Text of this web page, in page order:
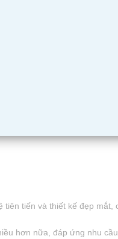
tiến và thiết kế đẹp
hơn nữa, đáp ứng nhu